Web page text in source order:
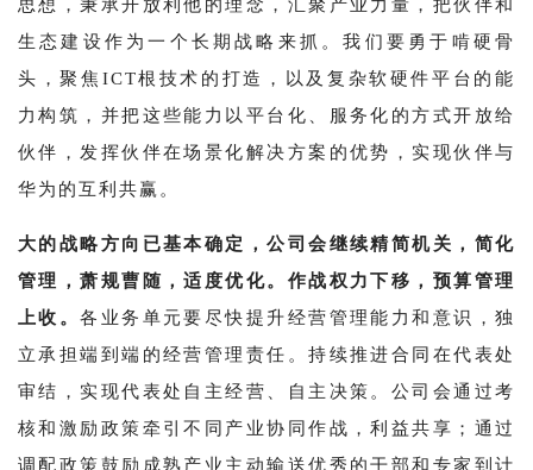
思想，秉承开放利他的理念，汇聚产业力量，把伙伴和
生态建设作为一个长期战略来抓。我们要勇于啃硬骨
头，聚焦ICT根技术的打造，以及复杂软硬件平台的能
力构筑，并把这些能力以平台化、服务化的方式开放给
伙伴，发挥伙伴在场景化解决方案的优势，实现伙伴与
华为的互利共赢。
大的战略方向已基本确定，公司会继续精简机关，简化
管理，萧规曹随，适度优化。作战权力下移，预算管理
上收。各业务单元要尽快提升经营管理能力和意识，独
立承担端到端的经营管理责任。持续推进合同在代表处
审结，实现代表处自主经营、自主决策。公司会通过考
核和激励政策牵引不同产业协同作战，利益共享；通过
调配政策鼓励成熟产业主动输送优秀的干部和专家到计